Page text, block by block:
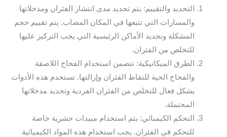
التحديد والتقييم: يتم تحديد مدى انتشار الفئران ومدخلاتها
والمسارات التي تتبعها في المكان المصاب. يتم تقييم حجم
المشكلة وتحديد الأماكن الرئيسية التي يجب التركيز عليها
للتخلص من الفئران.
الطرق الميكانيكية: تتضمن استخدام الفخاخ اللاصقة
والفخاخ الحية للتقاط الفئران وإزالتها. تستخدم هذه الأدوات
بشكل فعال للتخلص من الفئران الفردية وتحديد مدخلاتها
المحتملة.
التحكم الكيميائي: يتم استخدام مبيدات حشرية خاصة
للتحكم في الفئران. يجب استخدام هذه المواد الكيميائية